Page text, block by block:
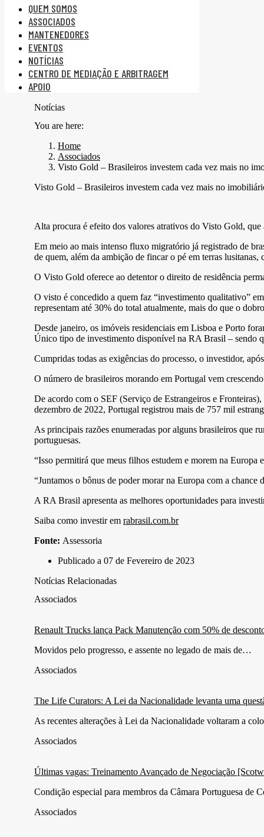
QUEM SOMOS
ASSOCIADOS
MANTENEDORES
EVENTOS
NOTÍCIAS
CENTRO DE MEDIAÇÃO E ARBITRAGEM
APOIO
Notícias
You are here:
Home
Associados
Visto Gold – Brasileiros investem cada vez mais no
Visto Gold – Brasileiros investem cada vez mais no
Alta procura é efeito dos valores atrativos do Visto Gold,
Em meio ao mais intenso fluxo migratório já registrado de
de quem, além da ambição de fincar o pé em terras
O Visto Gold oferece ao detentor o direito de residência
O visto é concedido a quem faz “investimento qualitativo”
representam até 30% do total atualmente, mais do que o
Desde janeiro, os imóveis residenciais em Lisboa e Porto
Único tipo de investimento disponível na RA Brasil – sendo
Cumpridas todas as exigências do processo, o investidor,
O número de brasileiros morando em Portugal vem
De acordo com o SEF (Serviço de Estrangeiros e
dezembro de 2022, Portugal registrou mais de 757 mil
As principais razões enumeradas por alguns brasileiros que
portuguesas.
“Isso permitirá que meus filhos estudem e morem na Europa
“Juntamos o bônus de poder morar na Europa com a
A RA Brasil apresenta as melhores oportunidades para
Saiba como investir em rabrasil.com.br
Fonte: Assessoria
Publicado a 07 de Fevereiro de 2023
Notícias Relacionadas
Associados
Renault Trucks lança Pack Manutenção com 50% de
Movidos pelo progresso, e assente no legado de mais de…
Associados
The Life Curators: A Lei da Nacionalidade levanta uma
As recentes alterações à Lei da Nacionalidade voltaram a
Associados
Últimas vagas: Treinamento Avançado de Negociação
Condição especial para membros da Câmara Portuguesa de
Associados